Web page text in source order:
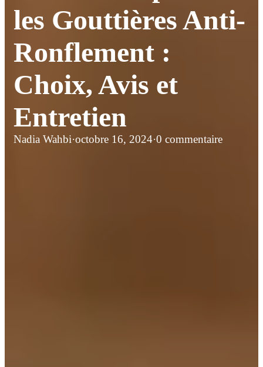
les Gouttières Anti-
Ronflement :
Choix, Avis et
Entretien
Nadia Wahbi·octobre 16, 2024·0 commentaire